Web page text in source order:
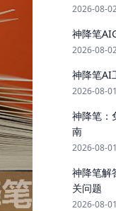
2026-08-
神降笔
2026-08-
神降笔AI
2026-08-
神降笔：
南
2026-08-
神降笔解
关问题
2026-08-